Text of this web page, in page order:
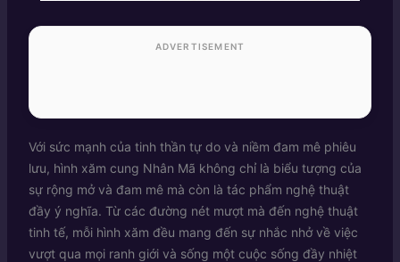
ADVERTISEMENT
Với sức mạnh của tinh thần tự do và niềm đam mê phiêu
lưu, hình xăm cung Nhân Mã không chỉ là biểu tượng của
sự rộng mở và đam mê mà còn là tác phẩm nghệ thuật
đầy ý nghĩa. Từ các đường nét mượt mà đến nghệ thuật
tinh tế, mỗi hình xăm đều mang đến sự nhắc nhở về việc
vượt qua mọi ranh giới và sống một cuộc sống đầy nhiệt